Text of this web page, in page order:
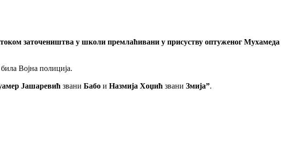
заточеништва у школи премлаћивани у присуству оптуженог Мухамеда
Војна полиција.
Јашаревић звани Бабо и Назмија Хоџић звани Змија”.